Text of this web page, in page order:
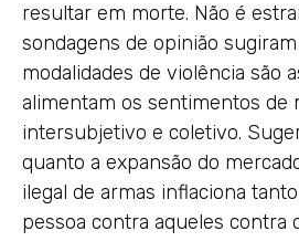
resultar em morte. Não é
sondagens de opinião
modalidades de violência são
alimentam os sentimentos de
intersubjetivo e coletivo.
quanto a expansão do
ilegal de armas inflaciona
pessoa contra aqueles contra